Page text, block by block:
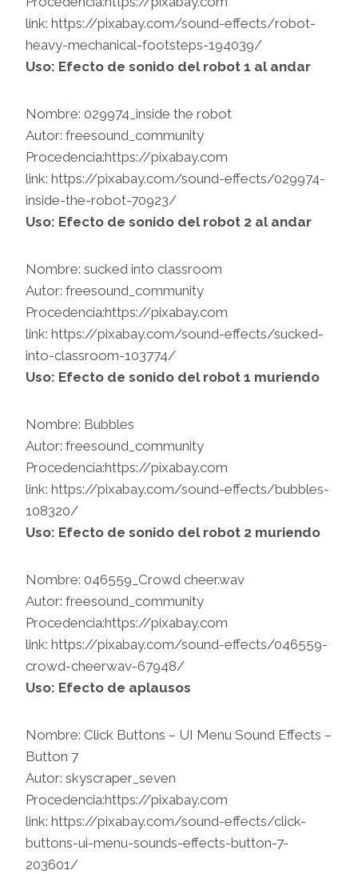
link: https://pixabay.com/sound-effects/robot-
heavy-mechanical-footsteps-194039/
Uso: Efecto de sonido del robot 1 al andar
Nombre: 029974_inside the robot
Autor: freesound_community
Procedencia:https://pixabay.com
link: https://pixabay.com/sound-effects/029974-
inside-the-robot-70923/
Uso: Efecto de sonido del robot 2 al andar
Nombre: sucked into classroom
Autor: freesound_community
Procedencia:https://pixabay.com
link: https://pixabay.com/sound-effects/sucked-
into-classroom-103774/
Uso: Efecto de sonido del robot 1 muriendo
Nombre: Bubbles
Autor: freesound_community
Procedencia:https://pixabay.com
link: https://pixabay.com/sound-effects/bubbles-
108320/
Uso: Efecto de sonido del robot 2 muriendo
Nombre: 046559_Crowd cheer.wav
Autor: freesound_community
Procedencia:https://pixabay.com
link: https://pixabay.com/sound-effects/046559-
crowd-cheerwav-67948/
Uso: Efecto de aplausos
Nombre: Click Buttons – UI Menu Sound Effects –
Button 7
Autor: skyscraper_seven
Procedencia:https://pixabay.com
link: https://pixabay.com/sound-effects/click-
buttons-ui-menu-sounds-effects-button-7-
203601/